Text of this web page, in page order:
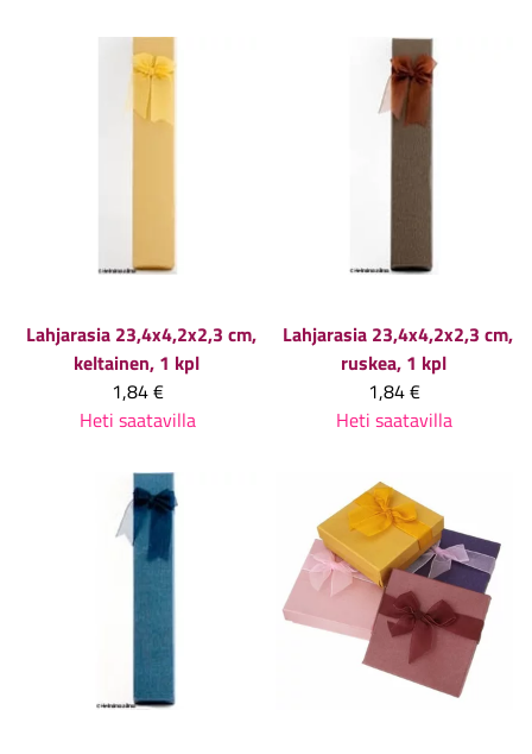
Lahjarasia 23,4x4,2x2,3 cm,
keltainen, 1 kpl
1,84 €
Heti saatavilla
Lahjarasia 23,4x4,2x2,3 cm,
ruskea, 1 kpl
1,84 €
Heti saatavilla